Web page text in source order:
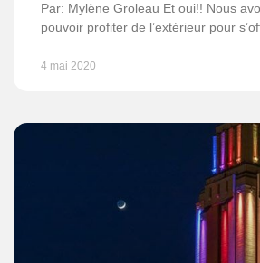
Par: Mylène Groleau Et oui!! Nous
pouvoir profiter de l’extérieur pour
4 mai 2020